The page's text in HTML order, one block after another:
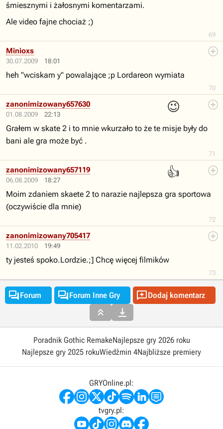
69
śmiesznymi i żałosnymi komentarzami.
Ale video fajne chociaż ;)
30.07.2009 18:01
70
Minioxs
heh "wciskam y" powalające ;p Lordareon wymiata
01.08.2009 22:13
😉
71
zanonimizowany657630
Grałem w skate 2 i to mnie wkurzało to że te misje były do
bani ale gra może być .
06.08.2009 18:27
👍
72
zanonimizowany657119
Moim zdaniem skaete 2 to narazie najlepsza gra sportowa
(oczywiście dla mnie)
11.02.2010 19:49
73
zanonimizowany705417
ty jesteś spoko.Lordzie.;] Chcę więcej filmików
Forum Forum Inne Gry Dodaj komentarz
 
Poradnik Gothic RemakeNajlepsze gry 2026 roku
Najlepsze gry 2025 rokuWiedźmin 4Najbliższe premiery
GRYOnline.pl:
tvgry.pl: